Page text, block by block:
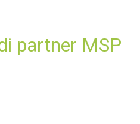
partner MSP